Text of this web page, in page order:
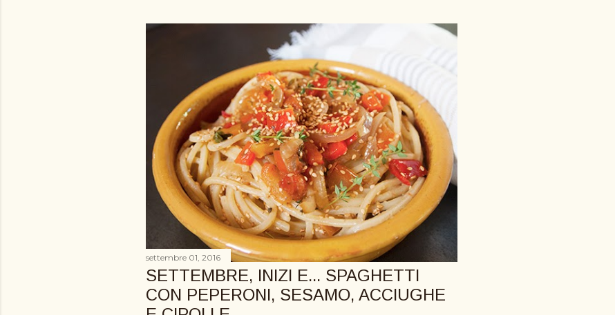
s
settembre 01, 2016
SETTEMBRE, INIZI E... SPAGHETTI
CON PEPERONI, SESAMO, ACCIUGHE